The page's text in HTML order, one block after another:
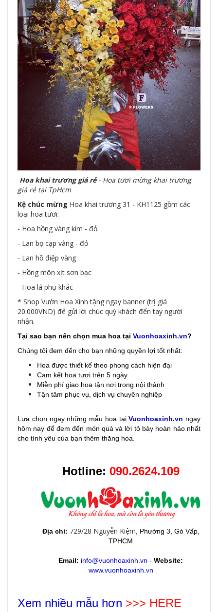
Hoa khai trương giá rẻ- Hoa tươi mừng khai trương
giá rẻ tại TpHcm
Kệ chúc mừng Hoa khai trương 31 - KH1125 gồm các
loại hoa tươi:
- Hoa hồng vàng kim - đỏ
- Lan bọ cạp vàng - đỏ
- Lan hồ điệp vàng
- Hồng môn xịt sơn bạc
- Hoa lá phụ khác
* Shop Vườn Hoa Xinh tặng ngay banner (trị giá
20.000VND) để gửi lời chúc quý khách đến tay người
nhận.
Tại sao bạn nên chọn mua hoa tại Vuonhoaxinh.vn?
Chúng tôi đem đến cho bạn những quyền lợi tốt nhất:
Hoa được thiết kế theo phong cách hiện đại
Cam kết hoa tươi trên 5 ngày
Miễn phí giao hoa tận nơi trong nội thành
Tận tâm phục vụ, dịch vụ chuyên nghiệp
Lựa chọn ngay những mẫu hoa tạiVuonhoaxinh.vn ngay
hôm nay để đem đến món quà và lời tỏ bày hoàn hảo nhất
cho tình yêu của bạn thêm thăng hoa.
Hotline: 090.2624.109
Địa chỉ: 729/28 Nguyễn Kiệm , Phường 3, Gò Vấp,
TPHCM
Email: info@vuonhoaxinh.vn - Website:
www.vuonhoaxinh.vn
Xem nhiều mẫu hơn >>> HERE